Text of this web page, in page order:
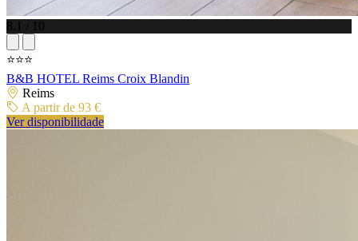
8.1 / 10
⭐⭐⭐
B&B HOTEL Reims Croix Blandin
Reims
A partir de 93 €
Ver disponibilidade